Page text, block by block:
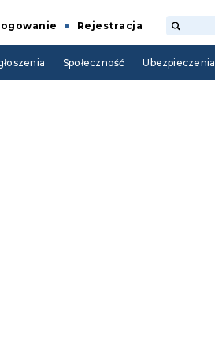
Rejestracja
Społeczność Ubezpieczenia